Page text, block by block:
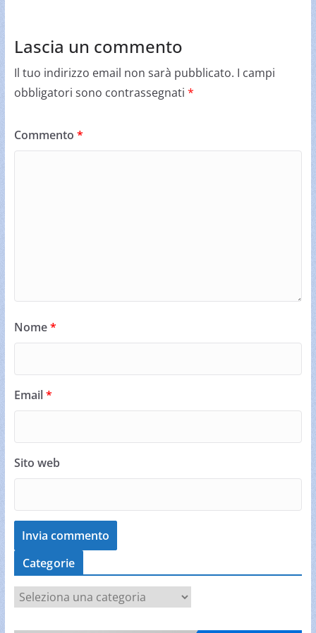
Lascia un commento
Il tuo indirizzo email non sarà pubblicato. I campi
obbligatori sono contrassegnati *
Commento *
Nome*
Email*
Sito web
Categorie
a
t